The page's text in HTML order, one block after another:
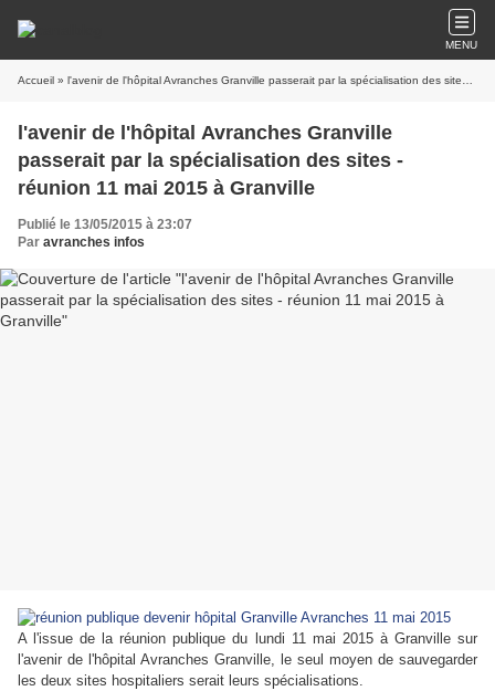
MENU
Accueil » l'avenir de l'hôpital Avranches Granville passerait par la spécialisation des sites - réunion 11 mai 2015 à Granville
l'avenir de l'hôpital Avranches Granville
passerait par la spécialisation des sites -
réunion 11 mai 2015 à Granville
Publié le 13/05/2015 à 23:07
Par avranches infos
A l'issue de la réunion publique du lundi 11 mai 2015 à Granville sur
l'avenir de l'hôpital Avranches Granville, le seul moyen de sauvegarder
les deux sites hospitaliers serait leurs spécialisations.